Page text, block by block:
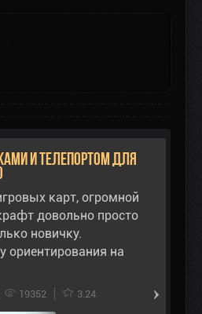
и телепортом для
карт, огромной
довольно просто
новичку.
ориентирования на
19352 3.24